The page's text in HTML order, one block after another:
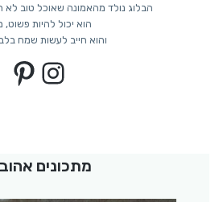
הבלוג נולד מהאמונה שאוכל טוב לא
הוא יכול להיות פשוט,
והוא חייב לעשות שמח בלב
מתכונים